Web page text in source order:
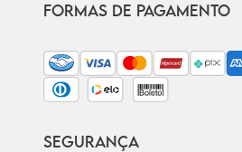
FORMAS DE PAGAMENTO
SEGURANÇA